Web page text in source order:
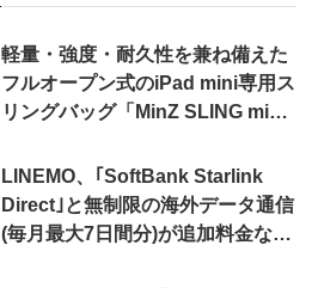
軽量・強度・耐久性を兼ね備えた
フルオープン式のiPad mini専用ス
リングバッグ「MinZ SLING mini
LINEMO、｢SoftBank Starlink
Direct｣と無制限の海外データ通信
(毎月最大7日間分)が追加料金なし